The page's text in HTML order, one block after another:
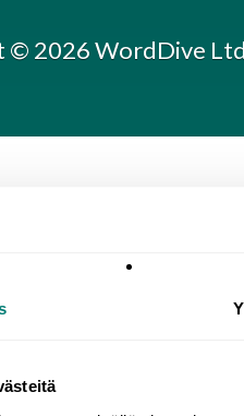
© 2026 WordDive